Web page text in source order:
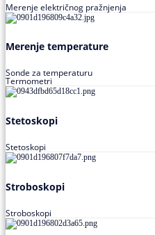
Merenje električnog pražnjenja
Merenje temperature
Sonde za temperaturu
Termometri
Stetoskopi
Stetoskopi
Stroboskopi
Stroboskopi